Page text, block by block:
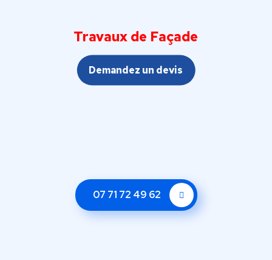
Travaux de Façade
Demandez un devis
07 71 72 49 62